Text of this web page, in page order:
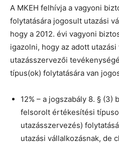
A MKEH felhívja a vagyoni
folytatására jogosult utazási
hogy a 2012. évi vagyoni
igazolni, hogy az adott utazási
utazásszervezői
típus(ok) folytatására van
12% – a jogszabály 8. § (3)
felsorolt értékesítési
utazásszervezés)
utazási vállalkozásnak, de